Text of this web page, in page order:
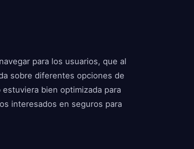
para los usuarios, que al
sobre diferentes opciones de
bien optimizada para
interesados en seguros para